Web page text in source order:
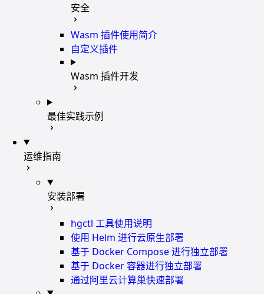
安全
Wasm 插件使用简介
自定义插件
Wasm 插件开发
最佳实践示例
运维指南
安装部署
hgctl 工具使用说明
使用 Helm 进行云原生部署
基于 Docker Compose 进行独立部署
基于 Docker 容器进行独立部署
通过阿里云计算巢快速部署